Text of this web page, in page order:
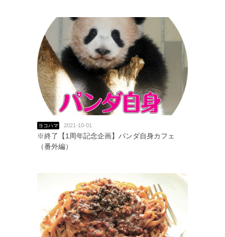
ヨコハマ 2021-10-01
※終了【1周年記念企画】パンダ自身カフェ
（番外編）